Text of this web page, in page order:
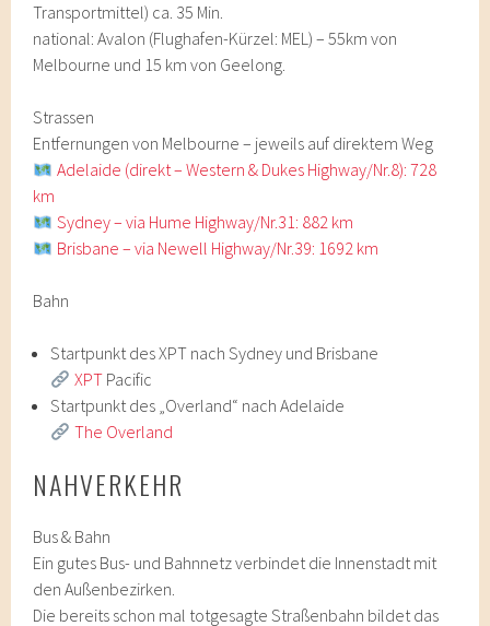
Transportmittel) ca. 35 Min.
national: Avalon (Flughafen-Kürzel: MEL) – 55km von
Melbourne und 15 km von Geelong.
Strassen
Entfernungen von Melbourne – jeweils auf direktem Weg
Adelaide (direkt – Western & Dukes Highway/Nr.8): 728
km
Sydney – via Hume Highway/Nr.31: 882 km
Brisbane – via Newell Highway/Nr.39: 1692 km
Bahn
Startpunkt des XPT nach Sydney und Brisbane
XPTPacific
Startpunkt des „Overland“ nach Adelaide
The Overland
NAHVERKEHR
Bus & Bahn
Ein gutes Bus- und Bahnnetz verbindet die Innenstadt mit
den Außenbezirken.
Die bereits schon mal totgesagte Straßenbahn bildet das